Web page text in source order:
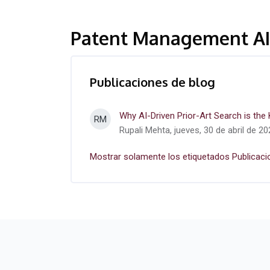
Patent Management AI
Publicaciones de blog
RM
Why AI-Driven Prior-Art Search is
Rupali Mehta, jueves, 30 de abril de
Mostrar solamente los etiquetados